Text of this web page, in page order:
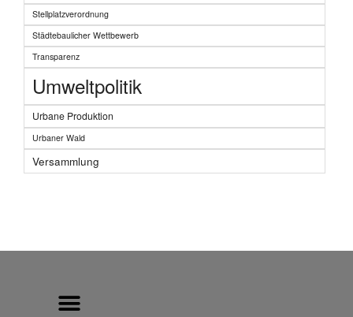
Stellplatzverordnung
Städtebaulicher Wettbewerb
Transparenz
Umweltpolitik
Urbane Produktion
Urbaner Wald
Versammlung